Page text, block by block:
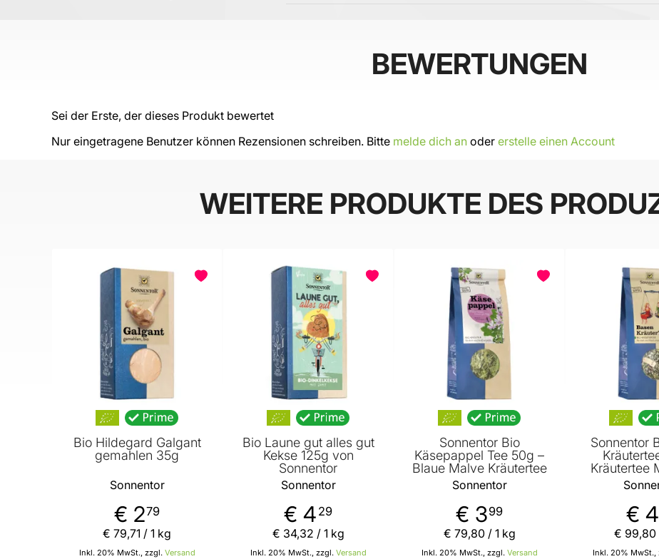
BEWERTUNGEN
Sei der Erste, der dieses Produkt bewertet
Nur eingetragene Benutzer können Rezensionen schreiben. Bitte melde dich an oder erstelle einen Account
WEITERE PRODUKTE DES
Bio Hildegard Galgant
gemahlen 35g
Sonnentor
€ 279
Inkl. 20% MwSt., zzgl. Versand
€ 79,71 / 1 kg
Bio Laune gut alles gut
Kekse 125g von
Sonnentor
Sonnentor
€ 4 29
Inkl. 20% MwSt., zzgl. Versand
€ 34,32 / 1 kg
Sonnentor Bio
Käsepappel Tee 50g –
Blaue Malve Kräutertee
Sonnentor
€ 399
Inkl. 20% MwSt., zzgl. Versand
€ 79,80/ 1 kg
Sonnentor
Kräutertee
€ 4
Inkl. 20% MwSt.,
€ 99,80